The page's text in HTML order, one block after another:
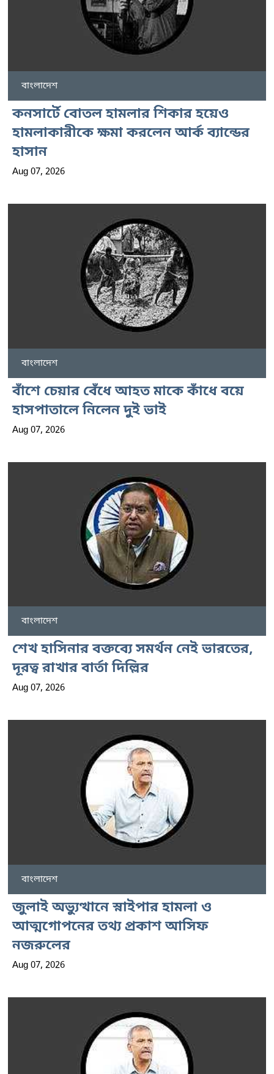
বাংলাদেশ
কনসার্টে বোতল হামলার শিকার হয়েও
হামলাকারীকে ক্ষমা করলেন আর্ক ব্যান্ডের
হাসান
Aug 07, 2026
বাংলাদেশ
বাঁশে চেয়ার বেঁধে আহত মাকে কাঁধে বয়ে
হাসপাতালে নিলেন দুই ভাই
Aug 07, 2026
বাংলাদেশ
শেখ হাসিনার বক্তব্যে সমর্থন নেই ভারতের,
দূরত্ব রাখার বার্তা দিল্লির
Aug 07, 2026
বাংলাদেশ
জুলাই অভ্যুত্থানে স্নাইপার হামলা ও
আত্মগোপনের তথ্য প্রকাশ আসিফ
নজরুলের
Aug 07, 2026